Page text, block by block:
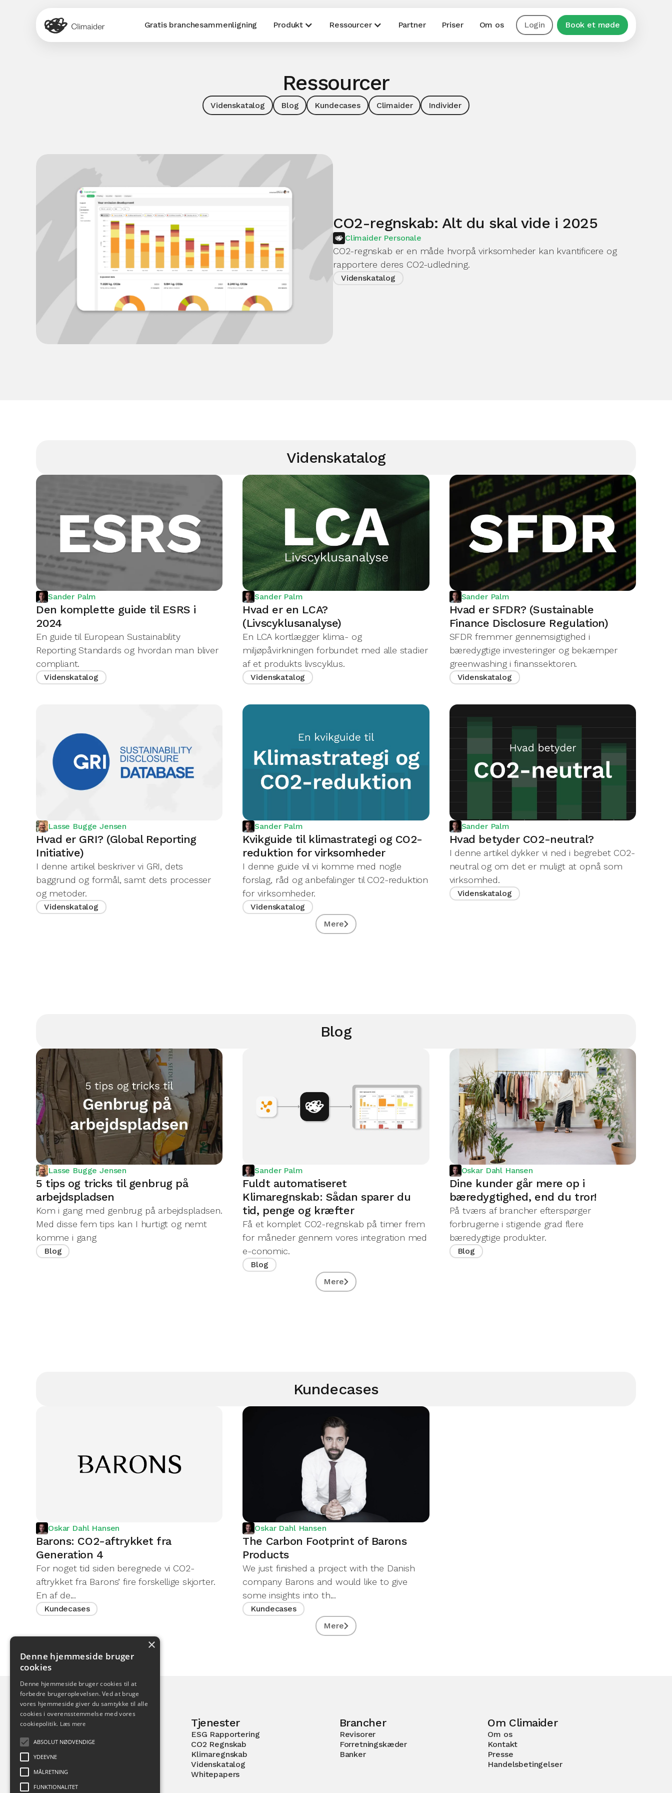
Gratis branchesammenligning Produkt Ressourcer Partner Priser Om os Login Book et møde
Ressourcer
Videnskatalog Blog Kundecases Climaider Individer
CO2-regnskab: Alt du skal vide i 2025
Climaider Personale
CO2-regnskab er en måde hvorpå virksomheder kan kvantificere og
rapportere deres CO2-udledning.
Videnskatalog
Videnskatalog
Sander Palm
Den komplette guide til ESRS i
2024
En guide til European Sustainability
Reporting Standards og hvordan man bliver
compliant.
Videnskatalog
Sander Palm
Hvad er en LCA?
(Livscyklusanalyse)
En LCA kortlægger klima- og
miljøpåvirkningen forbundet med alle stadier
af et produkts livscyklus.
Videnskatalog
Sander Palm
Hvad er SFDR? (Sustainable
Finance Disclosure Regulation)
SFDR fremmer gennemsigtighed i
bæredygtige investeringer og bekæmper
greenwashing i finanssektoren.
Videnskatalog
Lasse Bugge Jensen
Hvad er GRI? (Global Reporting
Initiative)
I denne artikel beskriver vi GRI, dets
baggrund og formål, samt dets processer
og metoder.
Videnskatalog
Sander Palm
Kvikguide til klimastrategi og CO2-
reduktion for virksomheder
I denne guide vil vi komme med nogle
forslag, råd og anbefalinger til CO2-reduktion
for virksomheder.
Videnskatalog
Sander Palm
Hvad betyder CO2-neutral?
I denne artikel dykker vi ned i begrebet CO2-
neutral og om det er muligt at opnå som
virksomhed.
Videnskatalog
Mere
Blog
Lasse Bugge Jensen
5 tips og tricks til genbrug på
arbejdspladsen
Kom i gang med genbrug på arbejdspladsen.
Med disse fem tips kan I hurtigt og nemt
komme i gang
Blog
Sander Palm
Fuldt automatiseret
Klimaregnskab: Sådan sparer du
tid, penge og kræfter
Få et komplet CO2-regnskab på timer frem
for måneder gennem vores integration med
e-conomic.
Blog
Oskar Dahl Hansen
Dine kunder går mere op i
bæredygtighed, end du tror!
På tværs af brancher efterspørger
forbrugerne i stigende grad flere
bæredygtige produkter.
Blog
Mere
Kundecases
Oskar Dahl Hansen
Barons: CO2-aftrykket fra
Generation 4
For noget tid siden beregnede vi CO2-
aftrykket fra Barons’ fire forskellige skjorter.
En af de...
Kundecases
Oskar Dahl Hansen
The Carbon Footprint of Barons
Products
We just finished a project with the Danish
company Barons and would like to give
some insights into th...
Kundecases
Mere
Pilestræde 52
Tjenester
ESG Rapportering
CO2 Regnskab
Klimaregnskab
Videnskatalog
Whitepapers
Brancher
Revisorer
Forretningskæder
Banker
Om Climaider
Om os
Kontakt
Presse
Handelsbetingelser
×
Denne hjemmeside bruger
cookies
Denne hjemmeside bruger cookies til at
forbedre brugeroplevelsen. Ved at bruge
vores hjemmeside giver du samtykke til alle
cookies i overensstemmelse med vores
cookiepolitik. Læs mere
ABSOLUT NØDVENDIGE
YDEEVNE
MÅLRETNING
FUNKTIONALITET